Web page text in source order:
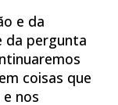
e da
da pergunta
coisas que
nos